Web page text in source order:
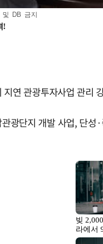
및 DB 금지
연 관광투자사업 관리
광단지 개발 사업, 단